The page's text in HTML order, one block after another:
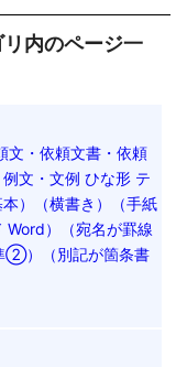
内のページ一
文・依頼文書・依頼
文・文例 ひな形 テ
）（横書き）（手紙
Word）（宛名が罫線
②）（別記が箇条書